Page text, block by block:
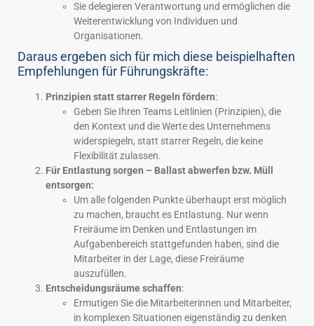
Sie delegieren Verantwortung und ermöglichen die
Weiterentwicklung von Individuen und
Organisationen.
Daraus ergeben sich für mich diese beispielhaften
Empfehlungen für Führungskräfte:
Prinzipien statt starrer Regeln fördern:
Geben Sie Ihren Teams Leitlinien (Prinzipien), die
den Kontext und die Werte des Unternehmens
widerspiegeln, statt starrer Regeln, die keine
Flexibilität zulassen.
Für Entlastung sorgen – Ballast abwerfen bzw. Müll
entsorgen:
Um alle folgenden Punkte überhaupt erst möglich
zu machen, braucht es Entlastung. Nur wenn
Freiräume im Denken und Entlastungen im
Aufgabenbereich stattgefunden haben, sind die
Mitarbeiter in der Lage, diese Freiräume
auszufüllen.
Entscheidungsräume schaffen:
Ermutigen Sie die Mitarbeiterinnen und Mitarbeiter,
in komplexen Situationen eigenständig zu denken